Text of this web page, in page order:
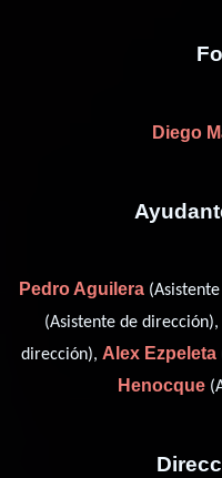
Diego
Pedro Aguilera
(Asistente de dirección),
dirección), Alex Ezpeleta
Henocque